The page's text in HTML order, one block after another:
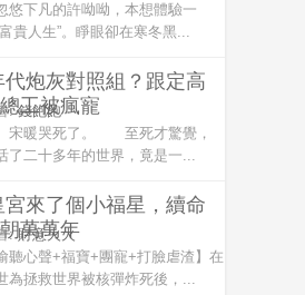
悠下凡的許呦呦，本想體驗一
貴人生”。睜眼卻在寒冬黑...
代炮灰對照組？跟定高
工被瘋寵
:錢飽飽
暖哭死了。 至死才驚覺，
了二十多年的世界，竟是一...
宮來了個小福星，續命
萬萬年
:財意火火
聽心聲+福寶+團寵+打臉虐渣】在
為拯救世界被核彈炸死後，...